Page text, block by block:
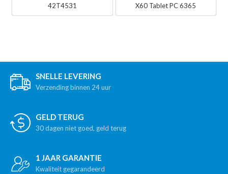
42T4531
X60 Tablet PC 6365
SNELLE LEVERING
Verzending binnen 24 uur
GELD TERUG
30 dagen niet goed, geld terug
1 JAAR GARANTIE
Kwaliteit gegarandeerd